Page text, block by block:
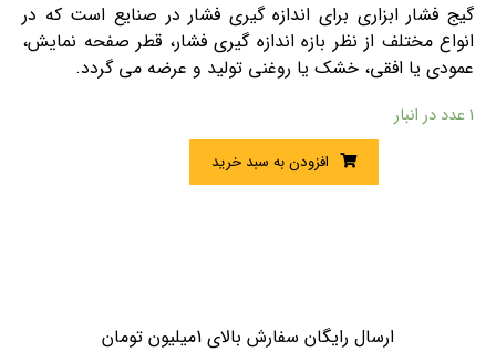
گیج فشار ابزاری برای اندازه گیری فشار در صنایع است که در
انواع مختلف از نظر بازه اندازه گیری فشار، قطر صفحه نمایش،
عمودی یا افقی، خشک یا روغنی تولید و عرضه می گردد.
1 عدد در انبار
افزودن به سبد خرید
ارسال رایگان سفارش بالای 1میلیون تومان